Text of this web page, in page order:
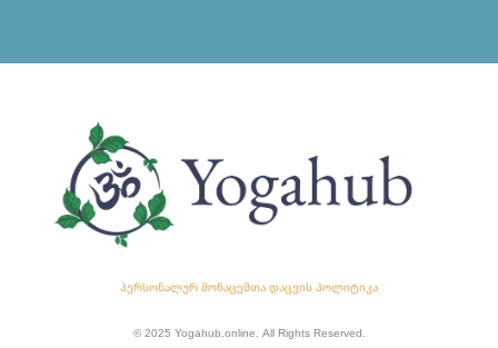
პერსონალურ მონაცემთა დაცვის პოლიტიკა
© 2025 Yogahub.online. All Rights Reserved.